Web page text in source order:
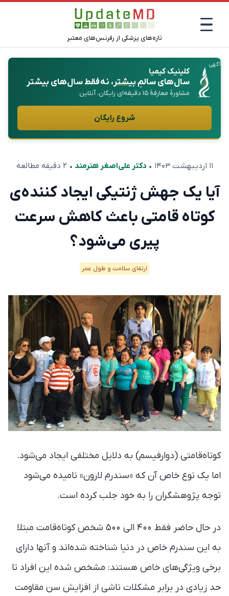
تازه‌های پزشکی از رفرنس‌های معتبر
آگهی
کلینیک کیمیا
سال‌های سالمِبیشتر، نه فقط سال‌های بیشتر
مشاورهٔ معارفهٔ ۱۵ دقیقه‌ای رایگان، آنلاین
شروع رایگان
۱۱ اردیبهشت ۱۴۰۳ •دکتر علی‌اصغر هنرمند • ۲ دقیقه مطالعه
آیا یک جهش ژنتیکی ایجاد کننده‌ی
کوتاه قامتی باعث کاهش سرعت
پیری می‌شود؟
ارتقای سلامت و طول عمر
کوتاه‌قامتی (دوارفیسم) به دلایل مختلفی ایجاد می‌شود.
اما یک نوع خاص آن که «سندرم لارون» نامیده می‌شود
توجه پژوهشگران را به خود جلب کرده است.
در حال حاضر فقط ۴۰۰ الی ۵۰۰ شخص کوتاه‌قامت مبتلا
به این سندرم خاص در دنیا شناخته‌ شده‌اند و آنها دارای
برخی ویژگی‌های خاص هستند: مشخص شده این افراد تا
حد زیادی در برابر مشکلات ناشی از افزایش سن مقاومت